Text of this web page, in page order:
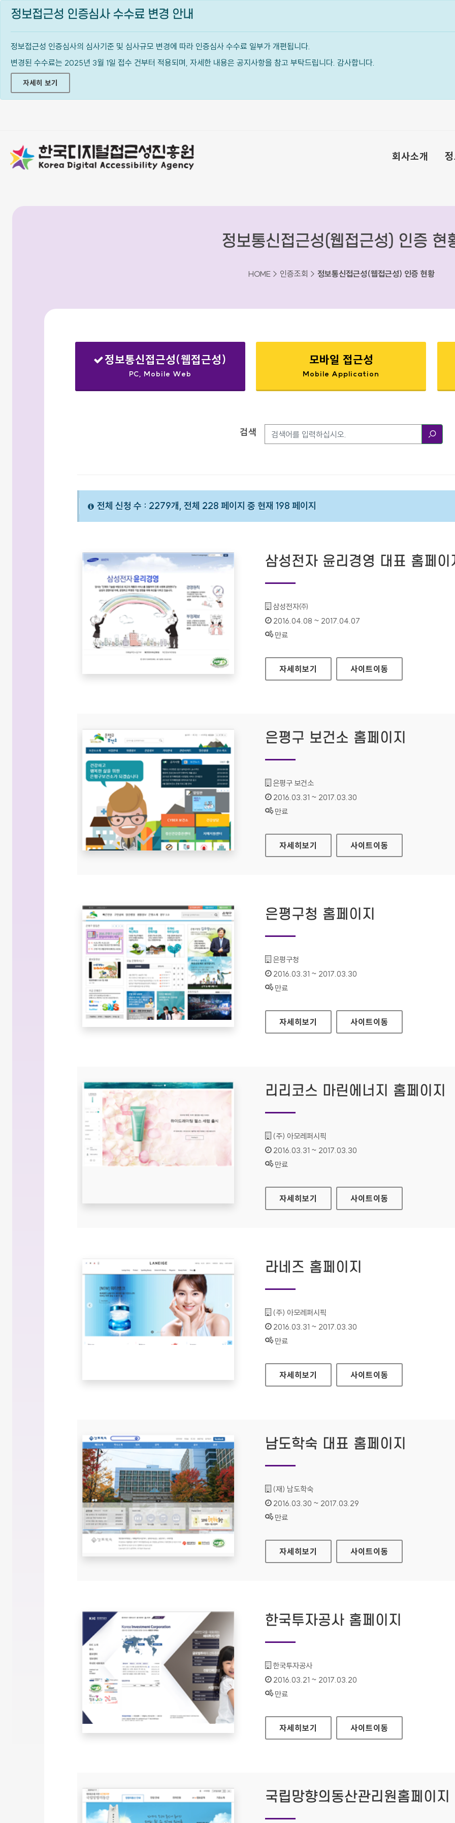
정보접근성 인증심사 수수료 변경 안내
정보접근성 인증심사의 심사기준 및 심사규모 변경에 따라 인증심사 수수료 일부가 개편됩니다.
변경된 수수료는 2025년 3월 1일 접수 건부터 적용되며, 자세한 내용은 공지사항을 참고 부탁드립니다. 감사합니다.
자세히 보기
회사소개
정보통신접근성(웹접근성) 인증 현
HOME > 인증조회 > 정보통신접근성(웹접근성) 인증 현황
정보통신접근성(웹접근성)
PC, Mobile Web
모바일 접근성
Mobile Application
검색
전체 신청 수 : 2279개, 전체 228 페이지 중 현재 198 페이지
삼성전자 윤리경영 대표 홈페이
기관명 :
삼성전자㈜
인증기간 :
2016.04.08 ~ 2017.04.07
상태 :
만료
삼성전자 윤리경영 대표 홈페이지
자세히보기 사이트이동
은평구 보건소 홈페이지
기관명 :
은평구 보건소
인증기간 :
2016.03.31 ~ 2017.03.30
상태 :
만료
은평구 보건소 홈페이지
자세히보기 사이트이동
은평구청 홈페이지
기관명 :
은평구청
인증기간 :
2016.03.31 ~ 2017.03.30
상태 :
만료
은평구청 홈페이지
자세히보기 사이트이동
리리코스 마린에너지 홈페이지
기관명 :
(주) 아모레퍼시픽
인증기간 :
2016.03.31 ~ 2017.03.30
상태 :
만료
리리코스 마린에너지 홈페이지
자세히보기 사이트이동
라네즈 홈페이지
기관명 :
(주) 아모레퍼시픽
인증기간 :
2016.03.31 ~ 2017.03.30
상태 :
만료
라네즈 홈페이지
자세히보기 사이트이동
남도학숙 대표 홈페이지
기관명 :
(재) 남도학숙
인증기간 :
2016.03.30 ~ 2017.03.29
상태 :
만료
남도학숙 대표 홈페이지
자세히보기 사이트이동
한국투자공사 홈페이지
기관명 :
한국투자공사
인증기간 :
2016.03.21 ~ 2017.03.20
상태 :
만료
한국투자공사 홈페이지
자세히보기 사이트이동
국립망향의동산관리원홈페이지